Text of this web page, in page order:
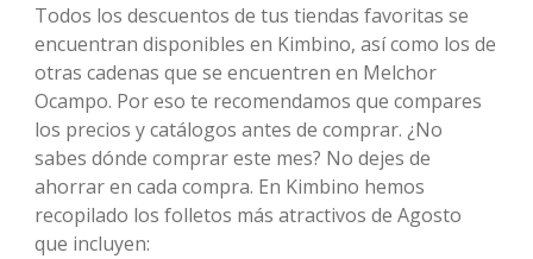
Todos los descuentos de tus tiendas favoritas se
encuentran disponibles en Kimbino, así como los de
otras cadenas que se encuentren en Melchor
Ocampo. Por eso te recomendamos que compares
los precios y catálogos antes de comprar. ¿No
sabes dónde comprar este mes? No dejes de
ahorrar en cada compra. En Kimbino hemos
recopilado los folletos más atractivos de Agosto
que incluyen: